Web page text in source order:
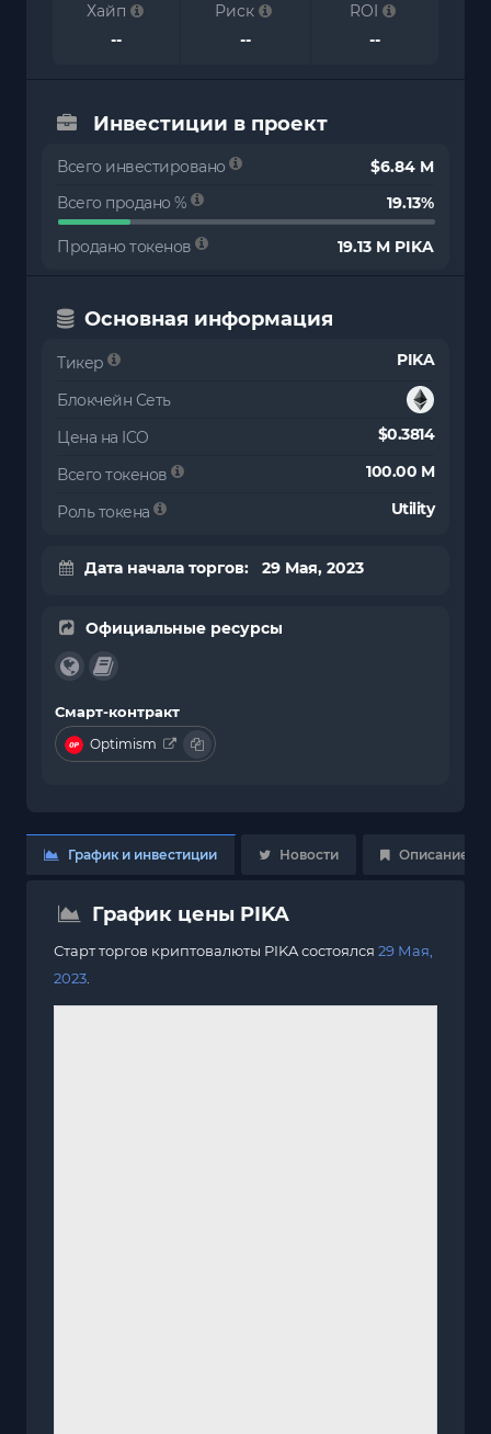
Хайп
--
Риск
--
ROI
--
Инвестиции в проект
Всего инвестировано
$6.84 M
Всего продано %
19.13%
Продано токенов 19.13 M PIKA
Основная информация
Тикер PIKA
Блокчейн Сеть
Цена на ICO
$0.3814
Всего токенов 100.00 M
Роль токена Utility
Дата начала торгов: 29 Мая, 2023
Официальные ресурсы
Смарт-контракт
Optimism
График и инвестиции Новости Описание
График цены PIKA
Старт торгов криптовалюты PIKA состоялся 29 Мая,
2023.